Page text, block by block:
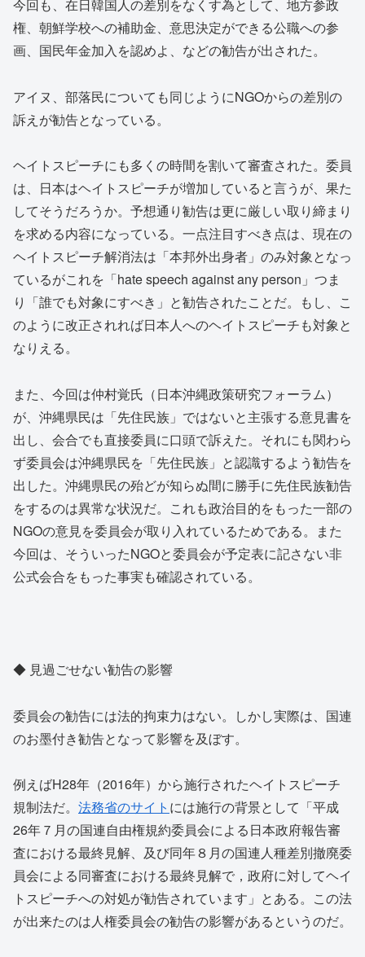
今回も、在日韓国人の差別をなくす為として、地方参政
権、朝鮮学校への補助金、意思決定ができる公職への参
画、国民年金加入を認めよ、などの勧告が出された。
アイヌ、部落民についても同じようにNGOからの差別の
訴えが勧告となっている。
ヘイトスピーチにも多くの時間を割いて審査された。委員
は、日本はヘイトスピーチが増加していると言うが、果た
してそうだろうか。予想通り勧告は更に厳しい取り締まり
を求める内容になっている。一点注目すべき点は、現在の
ヘイトスピーチ解消法は「本邦外出身者」のみ対象となっ
ているがこれを「hate speech against any person」つま
り「誰でも対象にすべき」と勧告されたことだ。もし、こ
のように改正されれば日本人へのヘイトスピーチも対象と
なりえる。
また、今回は仲村覚氏（日本沖縄政策研究フォーラム）
が、沖縄県民は「先住民族」ではないと主張する意見書を
出し、会合でも直接委員に口頭で訴えた。それにも関わら
ず委員会は沖縄県民を「先住民族」と認識するよう勧告を
出した。沖縄県民の殆どが知らぬ間に勝手に先住民族勧告
をするのは異常な状況だ。これも政治目的をもった一部の
NGOの意見を委員会が取り入れているためである。また
今回は、そういったNGOと委員会が予定表に記さない非
公式会合をもった事実も確認されている。
◆ 見過ごせない勧告の影響
委員会の勧告には法的拘束力はない。しかし実際は、国連
のお墨付き勧告となって影響を及ぼす。
例えばH28年（2016年）から施行されたヘイトスピーチ
規制法だ。 法務省のサイト には施行の背景として「平成
26年７月の国連自由権規約委員会による日本政府報告審
査における最終見解、及び同年８月の国連人種差別撤廃委
員会による同審査における最終見解で，政府に対してヘイ
トスピーチへの対処が勧告されています」とある。この法
が出来たのは人権委員会の勧告の影響があるというのだ。